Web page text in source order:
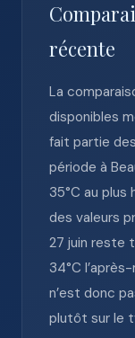
récente
La
disponibles
fait partie
période à
35°C au
des valeurs
27 juin reste
34°C
n’est donc
plutôt sur le